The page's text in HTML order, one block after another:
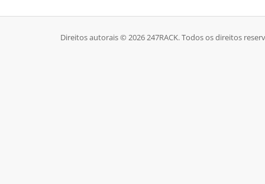
Direitos autorais © 2026 247RACK. Todos os direitos